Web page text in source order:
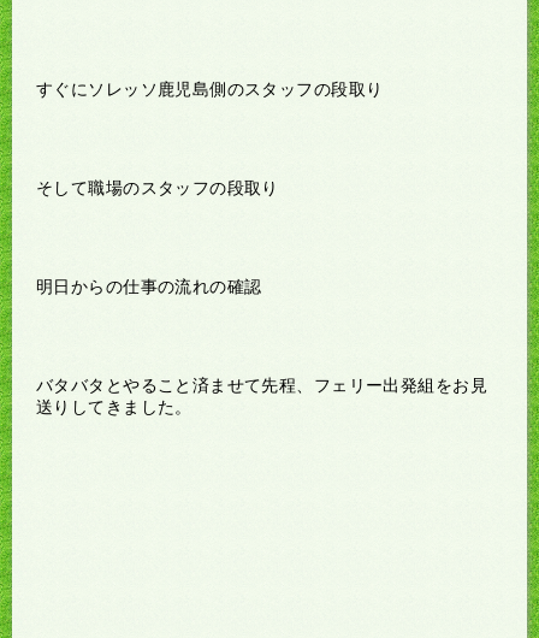
すぐにソレッソ鹿児島側のスタッフの段取り
そして職場のスタッフの段取り
明日からの仕事の流れの確認
バタバタとやること済ませて先程、フェリー出発組をお見
送りしてきました。